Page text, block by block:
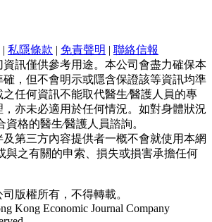
| 私隱條款 | 免責聲明 | 聯絡信報
訊僅供參考用途。本公司會盡力確保本
，但不會明示或隱含保證該等資訊均準
任何資訊不能取代醫生∕醫護人員的專
亦未必適用於任何情況。如對身體狀況
格的醫生∕醫護人員諮詢。
第三方內容提供者一概不會就使用本網
與之有關的申索、損失或損害承擔任何
版權所有，不得轉載。
Kong Economic Journal Company